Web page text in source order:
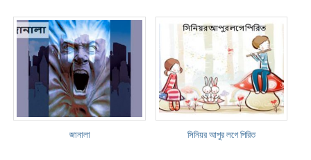
জানালা সিনিয়র আপুর লগে পিরিত